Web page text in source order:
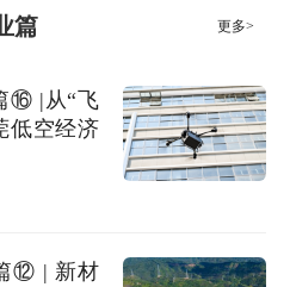
篇 更多>
⑯ |从“飞
低空经济
⑫ | 新材